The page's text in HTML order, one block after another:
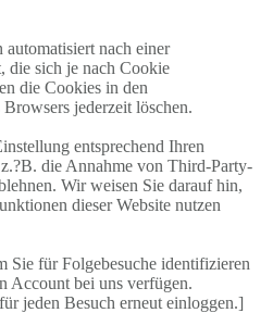
automatisiert nach einer
die sich je nach Cookie
die Cookies in den
jederzeit löschen.
entsprechend Ihren
die Annahme von Third-Party-
Wir weisen Sie darauf hin,
dieser Website nutzen
Sie für Folgebesuche identifizieren
Account bei uns verfügen.
jeden Besuch erneut einloggen.]